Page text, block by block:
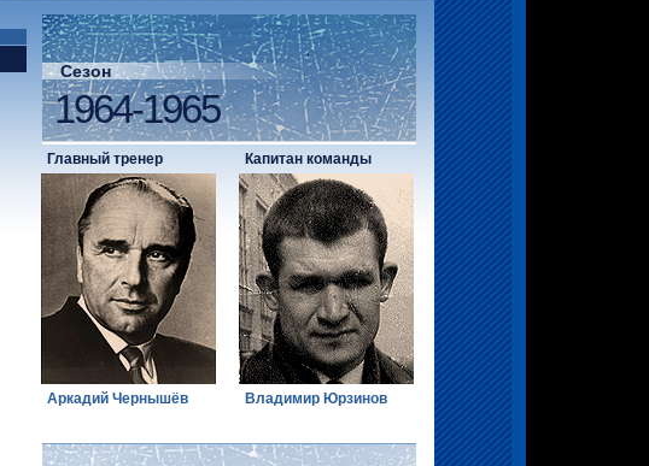
Сезон
1964-1965
Главный тренер
Аркадий Чернышёв
Капитан команды
Владимир Юрзинов